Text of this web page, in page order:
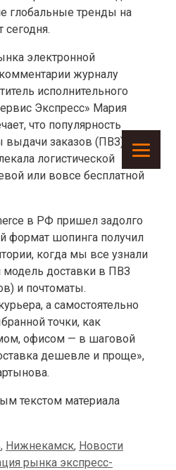
глобальные тренды на
сегодня.
электронной
журналу
исполнительного
Экспресс» Мария
что популярность
выдачи заказов (ПВЗ). Эта
логистической
или вовсе бесплатной
в РФ пришел задолго
формат шопинга получил
когда мы все узнали
модель доставки в ПВЗ
и почтоматы.
а самостоятельно
точки, как
офисом — в шаговой
дешевле и проще»,
текстом материала
, Нижнекамск, Новости
рынка экспресс-